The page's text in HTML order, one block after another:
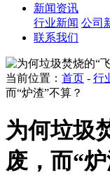
新闻资讯
行业新闻 公司
联系我们
当前位置： 首页 - 行
而“炉渣”不算？
为何垃圾
废，而“